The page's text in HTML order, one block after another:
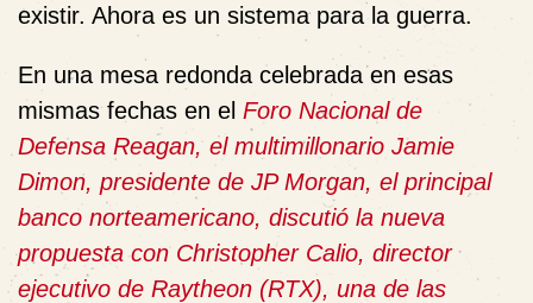
existir. Ahora es un sistema para la guerra.
En una mesa redonda celebrada en esas
mismas fechas en el Foro Nacional de
Defensa Reagan, el multimillonario Jamie
Dimon, presidente de JP Morgan, el principal
banco norteamericano, discutió la nueva
propuesta con Christopher Calio, director
ejecutivo de Raytheon (RTX), una de las